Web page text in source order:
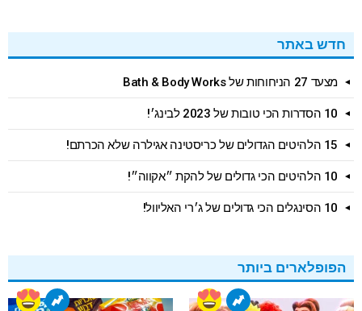
חדש באתר
מצעד 27 הניחוחות של Bath & Body Works
10 הסדרות הכי טובות של 2023 לבינג׳!
15 הלהיטים הגדולים של כריסטינה אגילרה שלא הכרתם!
10 הלהיטים הכי גדולים של להקת ״אקווה״!
10 הסינגלים הכי גדולים של ג׳רי האליוול!
הפופלארים ביותר